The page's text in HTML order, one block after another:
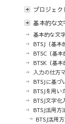
プロジェク
基本的な文
基本的な文
BTSJ（基本
BTSC（基本
BTSK（基本
入力の仕方
BTSJに基づ
BTSJを用い
BTSJ文字化
BTSJ活用方
BTSJ活用